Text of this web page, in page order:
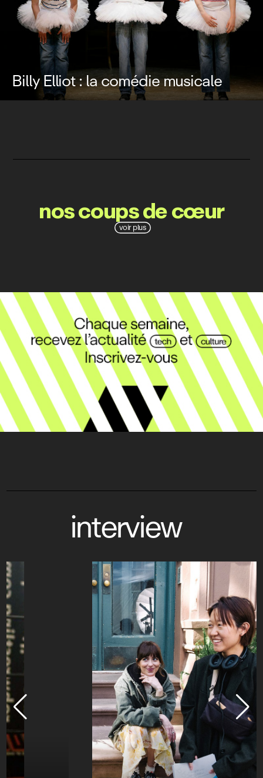
Billy Elliot : la comédie musicale
voir plus
nos coups de cœur
interview